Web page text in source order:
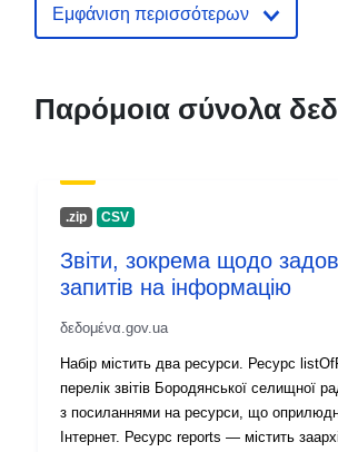
E-Mail:
Αρχείο
Προστίθεται
Αναγνωριστικά:
3313f2f3-
9f88f1e72bd9
uriRef:
3206-45c0-
Πληροφορίες
1.0
Εμφάνιση περισσότερων
Παρόμοια σύνολα
.zip CSV
Звіти, зокрема щодо
запитів на інформацію
δεδομένα.gov.ua
Набір містить два ресурси. Ресурс
перелік звітів Бородянської селищної
з посиланнями на ресурси, що
Інтернет. Ресурс reports — містить